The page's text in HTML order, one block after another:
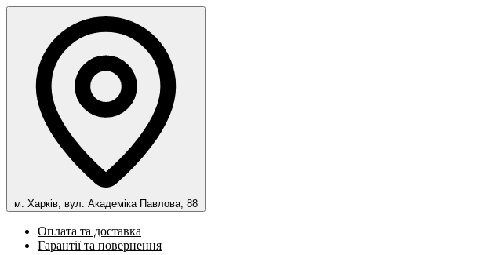
м. Харків, вул. Академіка Павлова, 88
Оплата та доставка
Гарантії та повернення